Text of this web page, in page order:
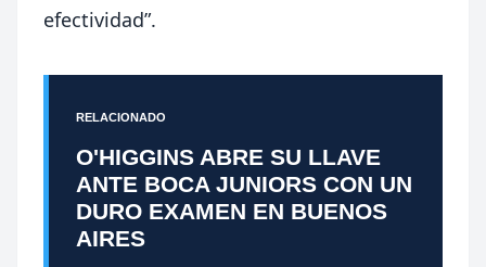
efectividad”.
RELACIONADO
O'HIGGINS ABRE SU LLAVE
ANTE BOCA JUNIORS CON UN
DURO EXAMEN EN BUENOS
AIRES